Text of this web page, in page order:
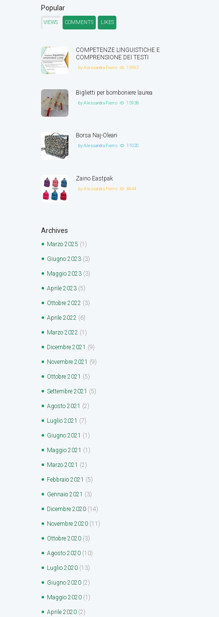
Popular
VIEWS COMMENTS LIKES
COMPETENZE LINGUISTICHE E
COMPRENSIONE DEI TESTI
byAlessandra Fierro 15962
Biglietti per bomboniere laurea
byAlessandra Fierro 15938
Borsa Naj-Oleari
byAlessandra Fierro 11020
Zaino Eastpak
byAlessandra Fierro 8644
Archives
Marzo 2025 (1)
Giugno 2023 (3)
Maggio 2023 (3)
Aprile 2023 (5)
Ottobre 2022 (3)
Aprile 2022 (6)
Marzo 2022 (1)
Dicembre 2021 (9)
Novembre 2021 (9)
Ottobre 2021 (5)
Settembre 2021 (5)
Agosto 2021 (2)
Luglio 2021 (7)
Giugno 2021 (1)
Maggio 2021 (1)
Marzo 2021 (2)
Febbraio 2021 (5)
Gennaio 2021 (3)
Dicembre 2020 (14)
Novembre 2020 (11)
Ottobre 2020 (3)
Agosto 2020 (10)
Luglio 2020 (13)
Giugno 2020 (2)
Maggio 2020 (1)
Aprile 2020 (2)